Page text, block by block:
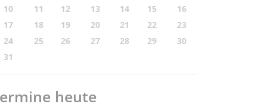
10 11 12 13 14 15
16
17
18 19 20 21 22
23
24
25 26 27 28 29
30
31
heute